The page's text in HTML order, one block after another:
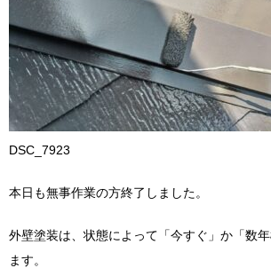
DSC_7923
本日も無事作業の方終了しました。
外壁塗装は、状態によって「今すぐ」か「数
ます。